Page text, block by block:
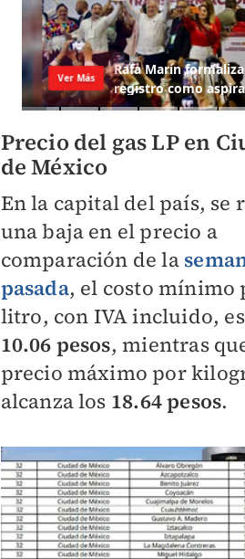
Precio del gas LP en
de México
En la capital del país, se
una baja en el precio a
comparación de la
pasada, el costo mínimo
litro, con IVA incluido,
10.06 pesos, mientras
precio máximo por
alcanza los 18.64 pesos.